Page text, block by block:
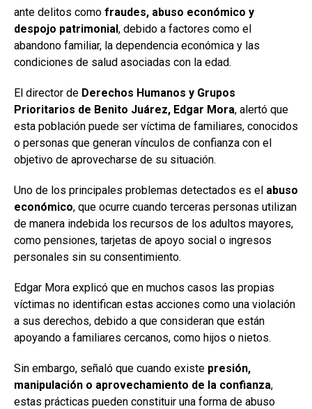
ante delitos como fraudes, abuso económico y
despojo patrimonial, debido a factores como el
abandono familiar, la dependencia económica y las
condiciones de salud asociadas con la edad.
El director de Derechos Humanos y Grupos
Prioritarios de Benito Juárez, Edgar Mora, alertó que
esta población puede ser víctima de familiares, conocidos
o personas que generan vínculos de confianza con el
objetivo de aprovecharse de su situación.
Uno de los principales problemas detectados es el abuso
económico, que ocurre cuando terceras personas utilizan
de manera indebida los recursos de los adultos mayores,
como pensiones, tarjetas de apoyo social o ingresos
personales sin su consentimiento.
Edgar Mora explicó que en muchos casos las propias
víctimas no identifican estas acciones como una violación
a sus derechos, debido a que consideran que están
apoyando a familiares cercanos, como hijos o nietos.
Sin embargo, señaló que cuando existe presión,
manipulación o aprovechamiento de la confianza,
estas prácticas pueden constituir una forma de abuso